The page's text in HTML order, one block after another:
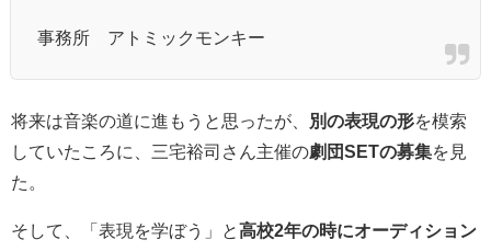
事務所 アトミックモンキー
将来は音楽の道に進もうと思ったが、 別の表現の形を模索
していたころに、三宅裕司さん主催の劇団SETの募集を見
た。
そして、「表現を学ぼう」と高校2年の時にオーディション